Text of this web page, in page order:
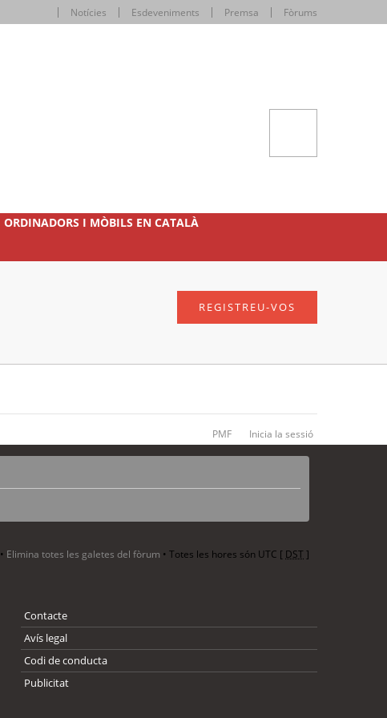
Notícies Esdeveniments Premsa Fòrums
ORDINADORS I MÒBILS EN CATALÀ
REGISTREU-VOS
PMF Inicia la sessió
• Elimina totes les galetes del fòrum • Totes les hores són UTC [ DST]
Contacte
Avís legal
Codi de conducta
Publicitat